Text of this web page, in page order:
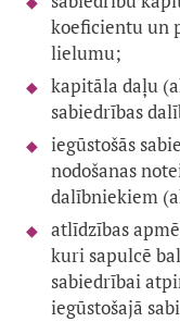
koeficientu un
lielumu;
kapitāla daļu
sabiedrības
iegūstošās
nodošanas
dalībniekiem
atlīdzības
kuri sapulcē
sabiedrībai
iegūstošajā